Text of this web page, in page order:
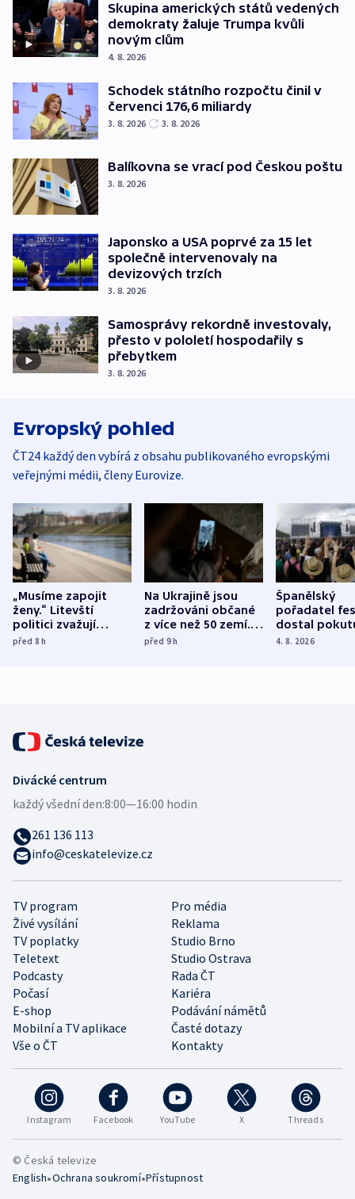
Skupina amerických států vedených
demokraty žaluje Trumpa kvůli
novým clům
4. 8. 2026
Schodek státního rozpočtu činil v
červenci 176,6 miliardy
3. 8. 2026 3. 8. 2026
Balíkovna se vrací pod Českou poštu
3. 8. 2026
Japonsko a USA poprvé za 15 let
společně intervenovaly na
devizových trzích
3. 8. 2026
Samosprávy rekordně investovaly,
přesto v pololetí hospodařily s
přebytkem
3. 8. 2026
Evropský pohled
ČT24 každý den vybírá z obsahu publikovaného evropskými
veřejnými médii, členy Eurovize.
„Musíme zapojit
ženy.“ Litevští
politici zvažují
dohodu o
před 8h
Na Ukrajině jsou
zadržováni občané
z více než 50 zemí.
Bojovali na straně
před 9h
Španělský
pořadatel
dostal
nekalé
4. 8. 2026
Instagram Facebook YouTube X Threads
TV program
Pro média
Živé vysílání
Reklama
TV poplatky
Studio Brno
Teletext
Studio Ostrava
Podcasty
Rada ČT
Počasí
Kariéra
E-shop
Podávání námětů
Mobilní a TV aplikace
Časté dotazy
Vše o ČT
Kontakty
Divácké centrum
každý všední den:8:00—16:00 hodin
261 136 113
info@ceskatelevize.cz
© Česká televize
English•Ochrana soukromí•Přístupnost